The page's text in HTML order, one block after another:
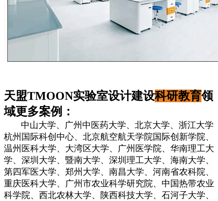
天盟TMOON实验室设计建设科研教育领
域更多案例：
中山大学、广州中医药大学、北京大学、浙江大学
杭州国际科创中心、北京航空航天学院国际创新学院、
温州医科大学、大湾区大学、广州医学院、华南理工大
学、深圳大学、暨南大学、深圳理工大学、海南大学、
第四军医大学、郑州大学、南昌大学、河南省农科院、
重庆医科大学、广州市农业科学研究院、中国热带农业
科学院、西北农林大学、陕西科技大学、石河子大学、